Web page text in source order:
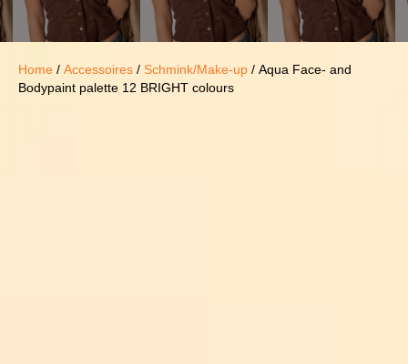
Home / Accessoires / Schmink/Make-up / Aqua Face- and
Bodypaint palette 12 BRIGHT colours